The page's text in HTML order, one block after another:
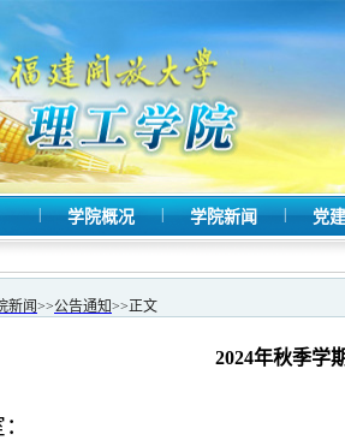
| 学院概况 | 学院新闻 | 党
新闻>>公告通知>>正文
2024年秋季学